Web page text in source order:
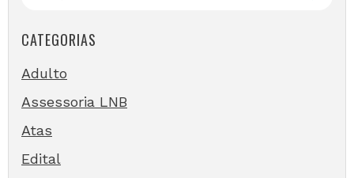
CATEGORIAS
Adulto
Assessoria LNB
Atas
Edital